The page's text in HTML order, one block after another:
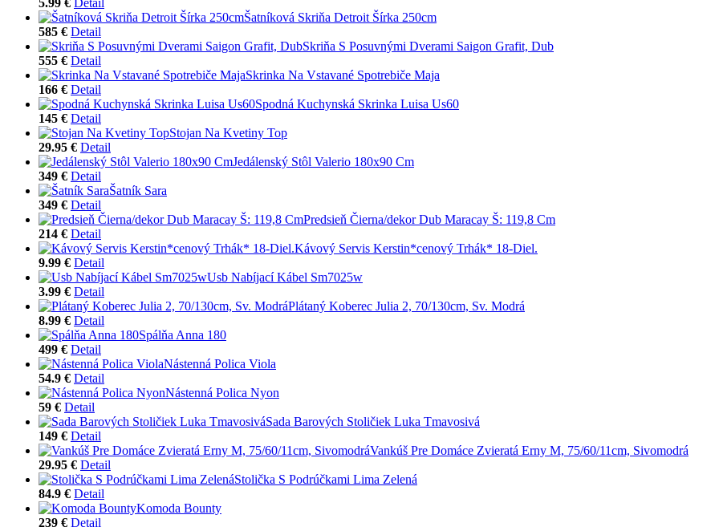
Šatníková Skriňa Detroit Šírka 250cm
585 € Detail
Skriňa S Posuvnými Dverami Saigon Grafit, Dub
555 € Detail
Skrinka Na Vstavané Spotrebiče Maja
166 € Detail
Spodná Kuchynská Skrinka Luisa Us60
145 € Detail
Stojan Na Kvetiny Top
29.95 € Detail
Jedálenský Stôl Valerio 180x90 Cm
349 € Detail
Šatník Sara
349 € Detail
Predsieň Čierna/dekor Dub Maracay Š: 119,8 Cm
214 € Detail
Kávový Servis Kerstin*cenový Trhák* 18-Diel.
9.99 € Detail
Usb Nabíjací Kábel Sm7025w
3.99 € Detail
Plátaný Koberec Julia 2, 70/130cm, Sv. Modrá
8.99 € Detail
Spálňa Anna 180
499 € Detail
Nástenná Polica Viola
54.9 € Detail
Nástenná Polica Nyon
59 € Detail
Sada Barových Stoličiek Luka Tmavosivá
149 € Detail
Vankúš Pre Domáce Zvieratá Erny M, 75/60/11cm, Sivomodrá
29.95 € Detail
Stolička S Podrúčkami Lima Zelená
84.9 € Detail
Komoda Bounty
239 € Detail